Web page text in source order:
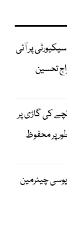
پر آئی
تحسین
کی گاڑی پر
پر محفوظ
یوسی چیئرمین